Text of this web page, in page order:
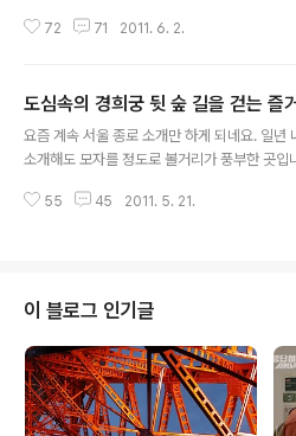
합니다. 형무소의 몇몇 동은 사라졌지만 남아 있
기에는 감옥이라고 느끼기엔 다소 무리가 있었
살펴보니 "감옥은 감옥이다"라는 생각이 확실
특히 내부에 들어서면 벽돌 건물 특유의 서늘한
준으로 부채꼴로 펼쳐진 건물 내부는 영화에서
72 71 2011. 6. 2.
도심속의 경희궁 뒷 숲 길을 걷는 즐
요즘 계속 서울 종로 소개만 하게 되네요. 일년
소개해도 모자를 정도로 볼거리가 풍부한 곳입
고, 바람도 쐴 수 있는 곳입니다. 전체적인 규모
길로 이어진 길은 경희궁 주변 서울시교육청과
에서 일하시는 분들의 조용한 산책로가 있더군
았으면 출입금지다 뭐다 다 막혀 있었을텐데
길이 만들어져 있어서 그런지 상당히 걷기 좋
니다. 특히 경희궁 왼편으로는 잘 만들어진 길,
위쪽으로는 산길 비슷한 것으로..
55 45 2011. 5. 21.
이 블로그 인기글